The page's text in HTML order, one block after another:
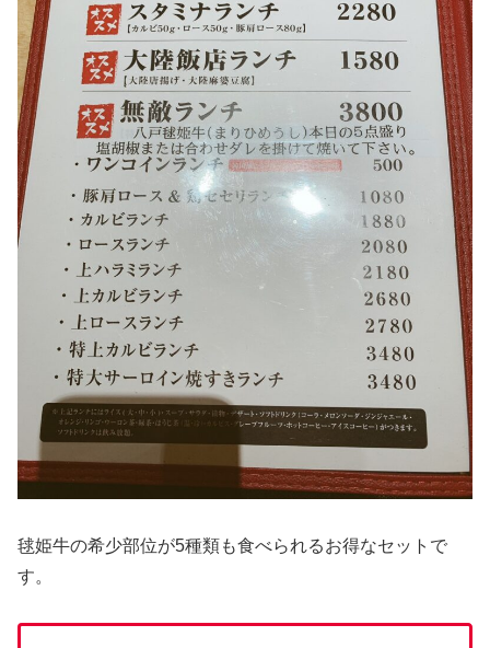
毬姫牛の希少部位が5種類も食べられるお得なセットで
す。